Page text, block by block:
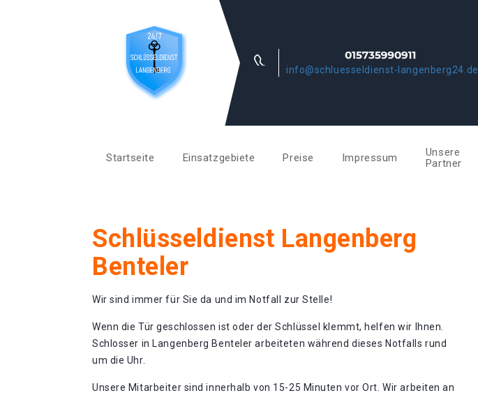
info@schluesseldienst-langenberg24.de
Startseite Einsatzgebiete Preise Impressum
Unsere
Partner
Schlüsseldienst Langenberg
Benteler
Wir sind immer für Sie da und im Notfall zur Stelle!
Wenn die Tür geschlossen ist oder der Schlüssel klemmt, helfen wir Ihnen.
Schlosser in Langenberg Benteler arbeiteten während dieses Notfalls rund
um die Uhr.
Unsere Mitarbeiter sind innerhalb von 15-25 Minuten vor Ort. Wir arbeiten an